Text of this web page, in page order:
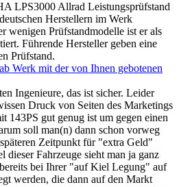
LPS3000 Allrad Leistungsprüfstand
Herstellern im Werk
wenigen Prüfstandmodelle ist er als
Führende Hersteller geben eine
Prüfstand.
Werk mit der von Ihnen gebotenen
Ingenieure, das ist sicher. Leider
Druck von Seiten des Marketings
143PS gut genug ist um gegen einen
soll man(n) dann schon vorweg
Zeitpunkt für "extra Geld"
dieser Fahrzeuge sieht man ja ganz
bei Ihrer "auf Kiel Legung" auf
werden, die dann auf den Markt